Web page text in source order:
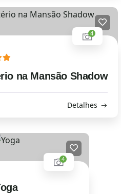
4
na Mansão Shadow
Detalhes
4